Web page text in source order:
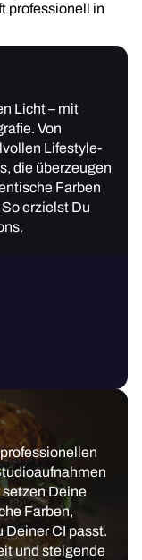
professionell in
Licht – mit
Von
Lifestyle-
die überzeugen
Farben
erzielst Du
Deine
Farben,
Deiner CI passt.
und steigende